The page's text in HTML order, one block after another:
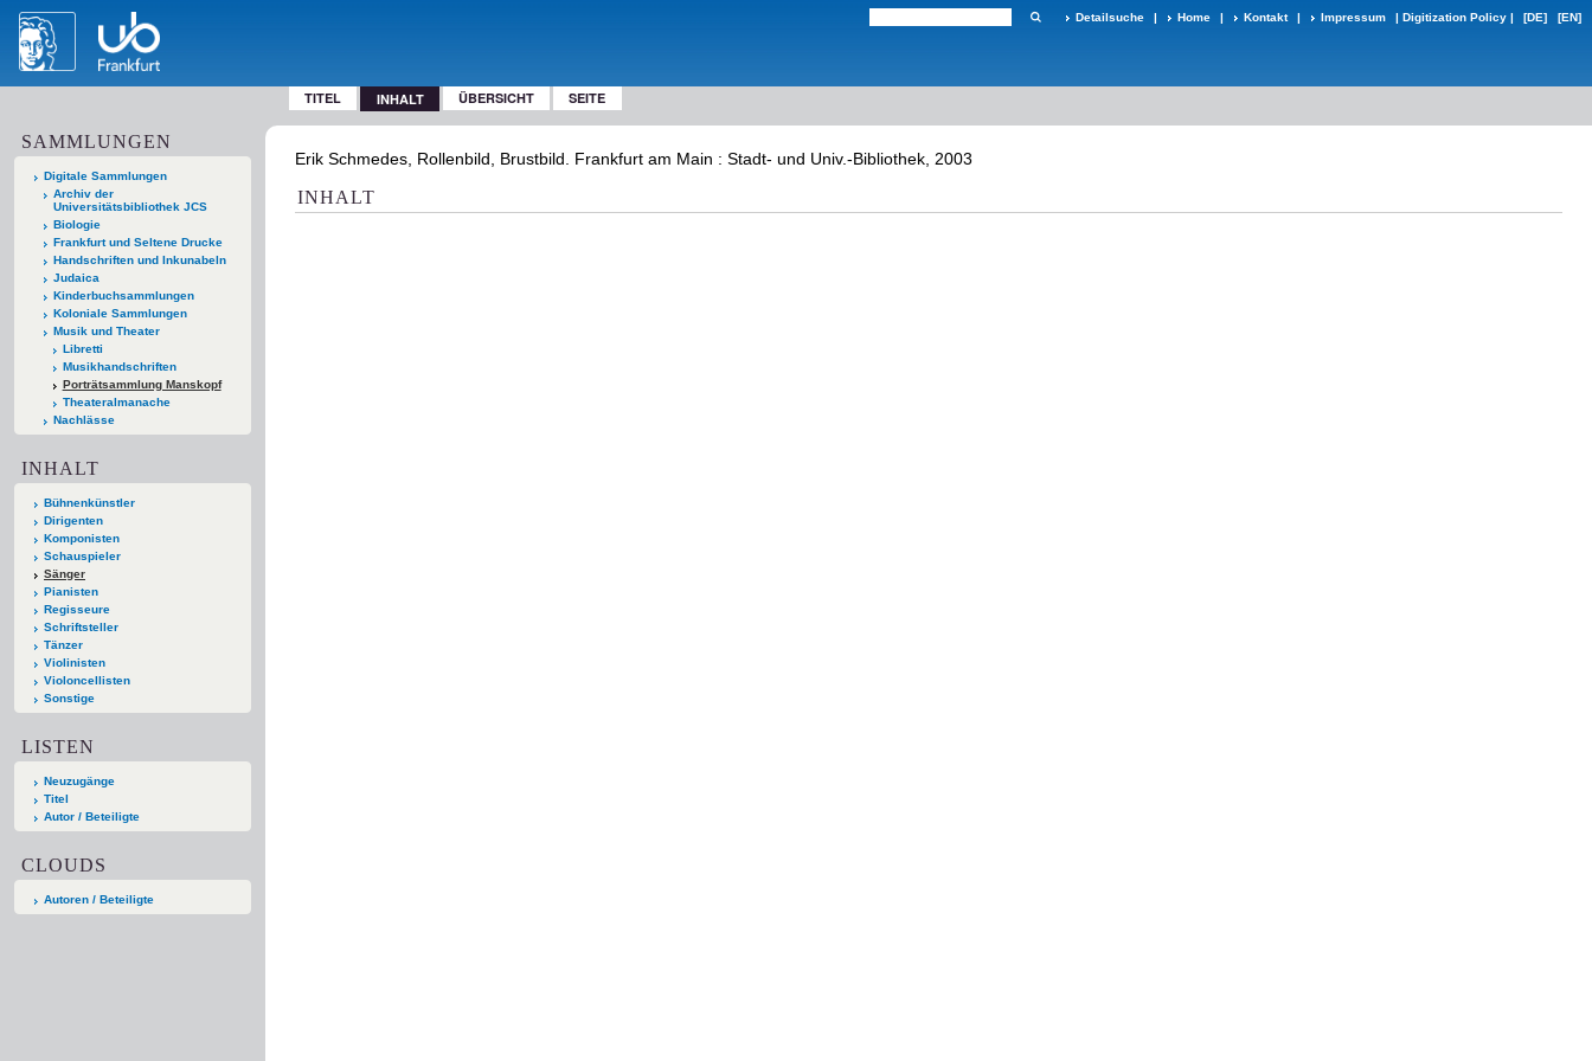
Detailsuche | Home | Kontakt | Impressum | Digitization Policy | [DE] [EN]
TITEL INHALT ÜBERSICHT SEITE
SAMMLUNGEN
Digitale Sammlungen
Archiv der
Universitätsbibliothek JCS
Biologie
Frankfurt und Seltene Drucke
Handschriften und Inkunabeln
Judaica
Kinderbuchsammlungen
Koloniale Sammlungen
Musik und Theater
Libretti
Musikhandschriften
Porträtsammlung Manskopf
Theateralmanache
Nachlässe
INHALT
Bühnenkünstler
Dirigenten
Komponisten
Schauspieler
Sänger
Pianisten
Regisseure
Schriftsteller
Tänzer
Violinisten
Violoncellisten
Sonstige
LISTEN
Neuzugänge
Titel
Autor / Beteiligte
CLOUDS
Autoren / Beteiligte
Erik Schmedes, Rollenbild, Brustbild. Frankfurt am Main : Stadt- und Univ.-Bibliothek, 2003
INHALT